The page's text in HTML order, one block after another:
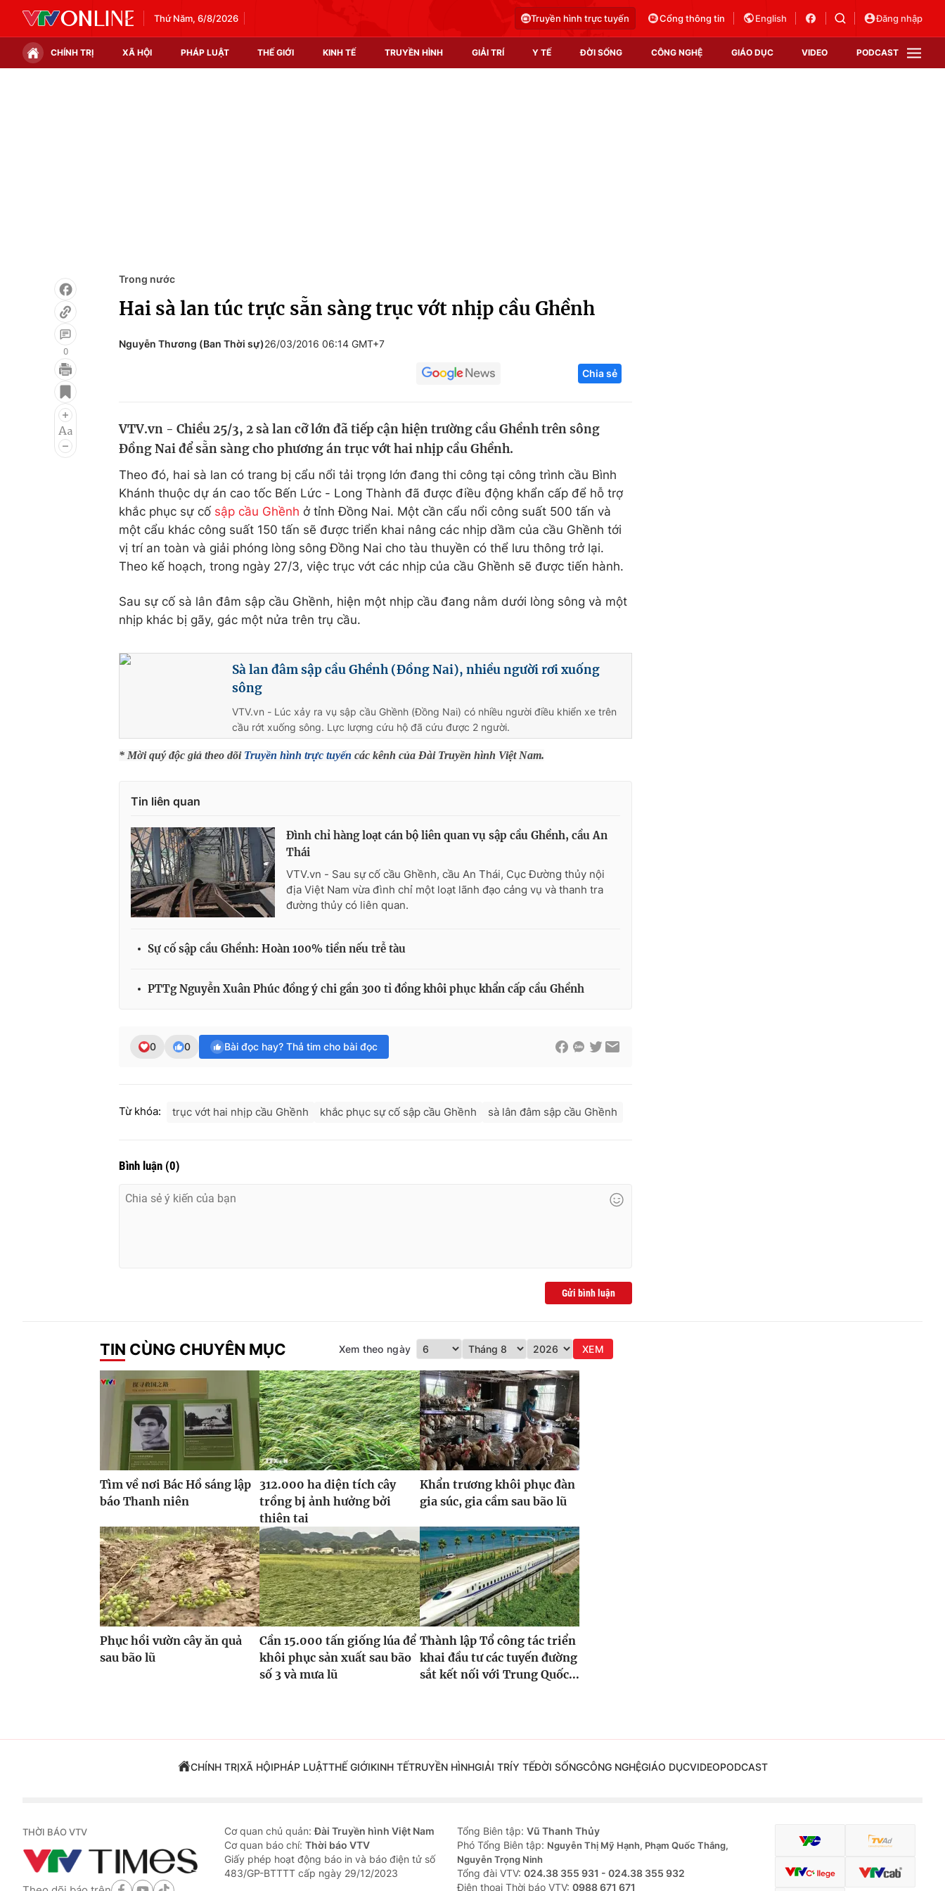
Thứ Năm, 6/8/2026 Truyền hình trực tuyến Cổng thông tin English Đăng nhập
CHÍNH TRỊ XÃ HỘI PHÁP LUẬT THẾ GIỚI KINH TẾ TRUYỀN HÌNH GIẢI TRÍ Y TẾ ĐỜI SỐNG CÔNG NGHỆ GIÁO DỤC VIDEO PODCAST
Infographic
Điện ảnh
Âm nhạc
Làm đẹp
Học trực tuyến
Công nghệ
Sản phẩm
Tư vấn
0
Trong nước
Hai sà lan túc trực sẵn sàng trục vớt nhịp cầu Ghềnh
Nguyễn Thương (Ban Thời sự)26/03/2016 06:14 GMT+7
Chia sẻ
VTV.vn - Chiều 25/3, 2 sà lan cỡ lớn đã tiếp cận hiện trường cầu Ghềnh trên sông
Đồng Nai để sẵn sàng cho phương án trục vớt hai nhịp cầu Ghềnh.
Theo đó, hai sà lan có trang bị cẩu nổi tải trọng lớn đang thi công tại công trình cầu Bình
Khánh thuộc dự án cao tốc Bến Lức - Long Thành đã được điều động khẩn cấp để hỗ trợ
khắc phục sự cố sập cầu Ghềnh ở tỉnh Đồng Nai. Một cần cẩu nổi công suất 500 tấn và
một cẩu khác công suất 150 tấn sẽ được triển khai nâng các nhịp dầm của cầu Ghềnh tới
vị trí an toàn và giải phóng lòng sông Đồng Nai cho tàu thuyền có thể lưu thông trở lại.
Theo kế hoạch, trong ngày 27/3, việc trục vớt các nhịp của cầu Ghềnh sẽ được tiến hành.
Sau sự cố sà lân đâm sập cầu Ghềnh, hiện một nhịp cầu đang nằm dưới lòng sông và một
nhịp khác bị gãy, gác một nửa trên trụ cầu.
Sà lan đâm sập cầu Ghềnh (Đồng Nai), nhiều người rơi xuống
sông
VTV.vn - Lúc xảy ra vụ sập cầu Ghềnh (Đồng Nai) có nhiều người điều khiển xe trên
cầu rớt xuống sông. Lực lượng cứu hộ đã cứu được 2 người.
* Mời quý độc giả theo dõi Truyền hình trực tuyến các kênh của Đài Truyền hình Việt Nam.
Tin liên quan
Đình chỉ hàng loạt cán bộ liên quan vụ sập cầu Ghềnh, cầu An
Thái
VTV.vn - Sau sự cố cầu Ghềnh, cầu An Thái, Cục Đường thủy nội
địa Việt Nam vừa đình chỉ một loạt lãnh đạo cảng vụ và thanh tra
đường thủy có liên quan.
Sự cố sập cầu Ghềnh: Hoàn 100% tiền nếu trễ tàu
PTTg Nguyễn Xuân Phúc đồng ý chi gần 300 tỉ đồng khôi phục khẩn cấp cầu Ghềnh
0 0 Bài đọc hay? Thả tim cho bài đọc
Từ khóa: trục vớt hai nhịp cầu Ghềnh khắc phục sự cố sập cầu Ghềnh sà lân đâm sập cầu Ghềnh
Bình luận (0)
Gửi bình luận
TIN CÙNG CHUYÊN MỤC Xem theo ngày XEM
Tìm về nơi Bác Hồ sáng lập
báo Thanh niên
312.000 ha diện tích cây
trồng bị ảnh hưởng bởi
thiên tai
Khẩn trương khôi phục đàn
gia súc, gia cầm sau bão lũ
Phục hồi vườn cây ăn quả
sau bão lũ
Cần 15.000 tấn giống lúa để
khôi phục sản xuất sau bão
số 3 và mưa lũ
Thành lập Tổ công tác triển
khai đầu tư các tuyến đường
sắt kết nối với Trung Quốc...
CHÍNH TRỊXÃ HỘIPHÁP LUẬTTHẾ GIỚIKINH TẾTRUYỀN HÌNHGIẢI TRÍY TẾĐỜI SỐNGCÔNG NGHỆGIÁO DỤCVIDEOPODCAST
THỜI BÁO VTV Cơ quan chủ quản:Đài Truyền hình Việt Nam
Cơ quan báo chí: Thời báo VTV
Giấy phép hoạt động báo in và báo điện tử số
483/GP-BTTTT cấp ngày 29/12/2023
Tổng Biên tập: Vũ Thanh Thủy
Phó Tổng Biên tập: Nguyễn Thị Mỹ Hạnh, Phạm Quốc Thắng,
Nguyễn Trọng Ninh
Tổng đài VTV: 024.38 355 931 - 024.38 355 932
Ðiện thoại Thời báo VTV: 0988 671 671